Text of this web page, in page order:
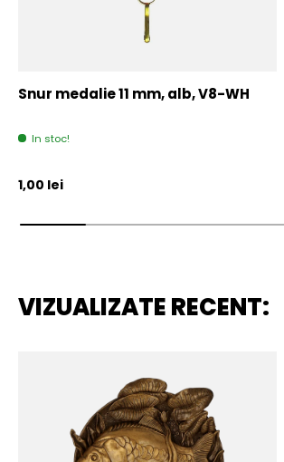
Snur medalie 11 mm, alb, V8-WH
In stoc!
Pret initial
1,00 lei
VIZUALIZATE RECENT: